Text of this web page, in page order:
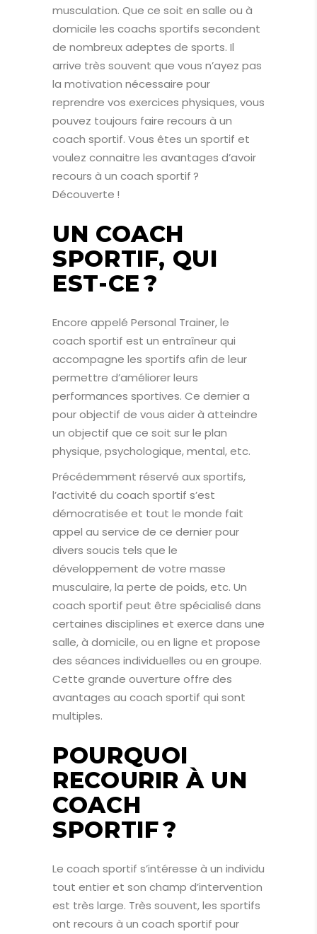
musculation. Que ce soit en salle ou à
domicile les coachs sportifs secondent
de nombreux adeptes de sports. Il
arrive très souvent que vous n’ayez pas
la motivation nécessaire pour
reprendre vos exercices physiques, vous
pouvez toujours faire recours à un
coach sportif. Vous êtes un sportif et
voulez connaitre les avantages d’avoir
recours à un coach sportif ?
Découverte !
UN COACH
SPORTIF, QUI
EST-CE ?
Encore appelé Personal Trainer, le
coach sportif est un entraîneur qui
accompagne les sportifs afin de leur
permettre d’améliorer leurs
performances sportives. Ce dernier a
pour objectif de vous aider à atteindre
un objectif que ce soit sur le plan
physique, psychologique, mental, etc.
Précédemment réservé aux sportifs,
l’activité du coach sportif s’est
démocratisée et tout le monde fait
appel au service de ce dernier pour
divers soucis tels que le
développement de votre masse
musculaire, la perte de poids, etc. Un
coach sportif peut être spécialisé dans
certaines disciplines et exerce dans une
salle, à domicile, ou en ligne et propose
des séances individuelles ou en groupe.
Cette grande ouverture offre des
avantages au coach sportif qui sont
multiples.
POURQUOI
RECOURIR À UN
COACH
SPORTIF ?
Le coach sportif s’intéresse à un individu
tout entier et son champ d’intervention
est très large. Très souvent, les sportifs
ont recours à un coach sportif pour